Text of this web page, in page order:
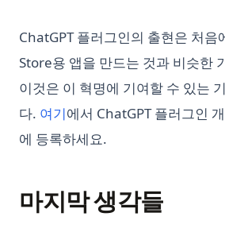
ChatGPT 플러그인의 출현은 처
Store용 앱을 만드는 것과 비슷한
이것은 이 혁명에 기여할 수 있는
다. 여기에서 ChatGPT 플러그인
에 등록하세요.
마지막 생각들